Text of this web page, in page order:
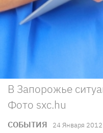
В Запорожье
Фото sxc.hu
СОБЫТИЯ 24 Января